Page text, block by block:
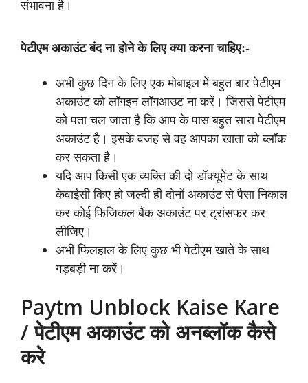
संभावना है।
पेटीएम अकाउंट बंद ना होने के लिए क्या करना चाहिए:-
अभी कुछ दिन के लिए एक मोबाइल में बहुत बार पेटीएम
अकाउंट को लॉगइन लॉगआउट ना करें। जिससे पेटीएम
को पता चल जाता है कि आप के पास बहुत सारा पेटीएम
अकाउंट है। इसके वजह से वह आपका खाता को ब्लॉक
कर सकता है।
यदि आप किसी एक व्यक्ति की दो डॉक्यूमेंट के साथ
केवाईसी किए हो जल्दी ही दोनों अकाउंट से पैसा निकाल
कर कोई फिजिकल बैंक अकाउंट पर ट्रांसफर कर
लीजिए।
अभी फिलहाल के लिए कुछ भी पेटीएम खाते के साथ
गड़बड़ी ना करें।
Paytm Unblock Kaise Kare
/ पेटीएम अकाउंट को अनब्लॉक कैसे
करे